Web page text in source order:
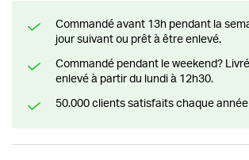
Commandé avant 13h pendant la semaine? Livré le
jour suivant ou prêt à être enlevé.
Commandé pendant le weekend? Livré ou prêt à être
enlevé à partir du lundi à 12h30.
50.000 clients satisfaits chaque année